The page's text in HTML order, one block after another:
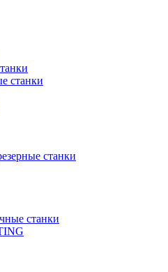
станки
станки
станки